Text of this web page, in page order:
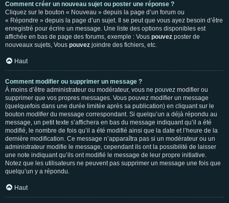
Comment créer un nouveau sujet ou poster une réponse ?
Cliquez sur le bouton « Nouveau » depuis la page d’un forum ou
« Répondre » depuis la page d’un sujet. Il se peut que vous ayez besoin d’être
enregistré pour écrire un message. Une liste des options disponibles est
affichée en bas de page des forums, exemple : Vous pouvez poster de
nouveaux sujets, Vous pouvez joindre des fichiers, etc.
Haut
Comment modifier ou supprimer un message ?
À moins d’être administrateur ou modérateur, vous ne pouvez modifier ou
supprimer que vos propres messages. Vous pouvez modifier un message
(quelquefois dans une durée limitée après sa publication) en cliquant sur le
bouton modifierdu message correspondant. Si quelqu’un a déjà répondu au
message, un petit texte s’affichera en bas du message indiquant qu’il a été
modifié, le nombre de fois qu’il a été modifié ainsi que la date et l’heure de la
dernière modification. Ce message n’apparaîtra pas si un modérateur ou un
administrateur modifie le message, cependant ils ont la possibilité de laisser
une note indiquant qu’ils ont modifié le message de leur propre initiative.
Notez que les utilisateurs ne peuvent pas supprimer un message une fois que
quelqu’un y a répondu.
Haut